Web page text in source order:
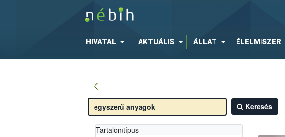
HIVATAL AKTUÁLIS ÁLLAT ÉLELMISZER
Keresés
Tartalomtípus